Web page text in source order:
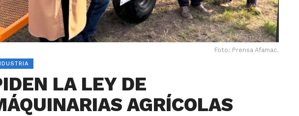
Foto: Prensa Afamac.
LA LEY DE
AGRÍCOLAS